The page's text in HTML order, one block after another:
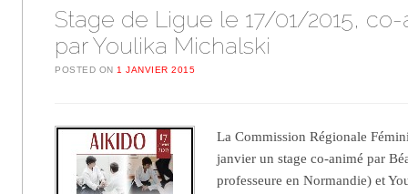
Stage de Ligue le 17/01/2015,
par Youlika Michalski
POSTED ON 1 JANVIER 2015
La Commission Régionale
janvier un stage co-animé par
professeure en Normandie) et